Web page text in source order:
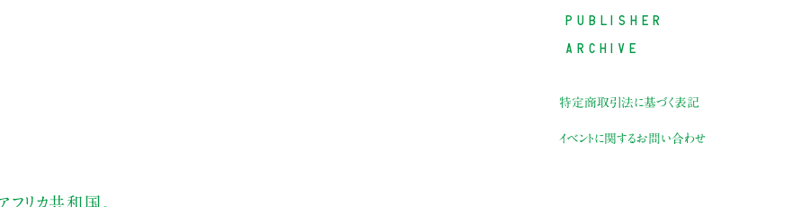
フリカ共和国。
PUBLISHER
ARCHIVE
特定商取引法に基づく表記
イベントに関するお問い合わせ